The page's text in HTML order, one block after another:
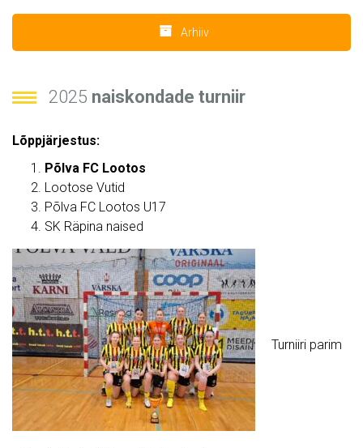
Arhiiv
2025 naiskondade turniir
Lõppjärjestus:
Põlva FC Lootos
Lootose Vutid
Põlva FC Lootos U17
SK Räpina naised
Turniiri parim